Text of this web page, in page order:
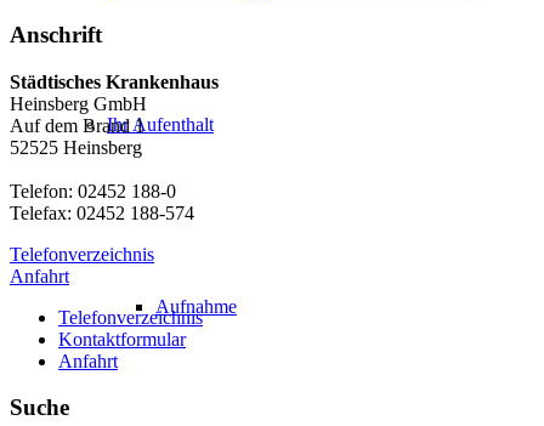
Ihr Aufenthalt
Aufnahme
Anschrift
Städtisches Krankenhaus
Heinsberg GmbH
Auf dem Brand 1
52525 Heinsberg
Telefon: 02452 188-0
Telefax: 02452 188-574
Telefonverzeichnis
Anfahrt
Telefonverzeichnis
Kontaktformular
Anfahrt
Suche